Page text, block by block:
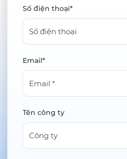
Số điện thoại*
Email*
Tên công ty